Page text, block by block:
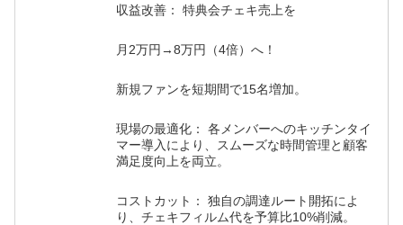
収益改善： 特典会チェキ売上を
月2万円→8万円（4倍）へ！
新規ファンを短期間で15名増加。
現場の最適化： 各メンバーへのキッチンタイ
マー導入により、スムーズな時間管理と顧客
満足度向上を両立。
コストカット： 独自の調達ルート開拓によ
り、チェキフィルム代を予算比10%削減。